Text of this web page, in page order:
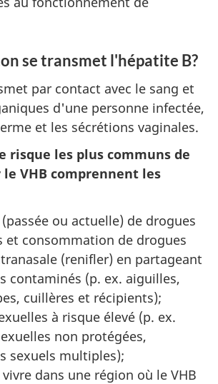
se transmet l'hépatite B?
par contact avec le sang et
d'une personne infectée,
et les sécrétions vaginales.
risque les plus communs de
VHB comprennent les
ou actuelle) de drogues
et consommation de drogues
(renifler) en partageant
contaminés (p. ex. aiguilles,
cuillères et récipients);
à risque élevé (p. ex.
non protégées,
sexuels multiples);
dans une région où le VHB